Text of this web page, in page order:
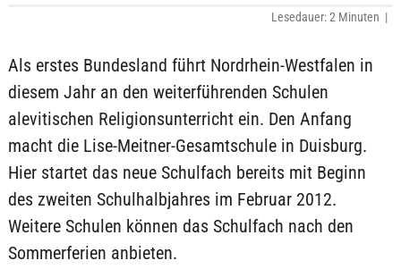
Lesedauer: 2 Minuten |
Als erstes Bundesland führt Nordrhein-Westfalen in
diesem Jahr an den weiterführenden Schulen
alevitischen Religionsunterricht ein. Den Anfang
macht die Lise-Meitner-Gesamtschule in Duisburg.
Hier startet das neue Schulfach bereits mit Beginn
des zweiten Schulhalbjahres im Februar 2012.
Weitere Schulen können das Schulfach nach den
Sommerferien anbieten.